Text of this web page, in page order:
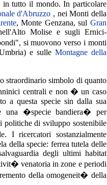
tutto il mondo. In particolare
d'Abruzzo , nei Monti della
, Monte Genzana, sul Gran
Molise e sugli Ernici-
si muovono verso i monti
e sulleMontagne della
straordinario simbolo di quanto
centrali e non � un caso
a questa specie sin dalla sua
una �specie bandiera� per
di sviluppo sostenibile
I ricercatori sostanzialmente
della specie: ferrea tutela delle
degli ultimi habitat
venatoria in zone e periodi
della omogeneit� della